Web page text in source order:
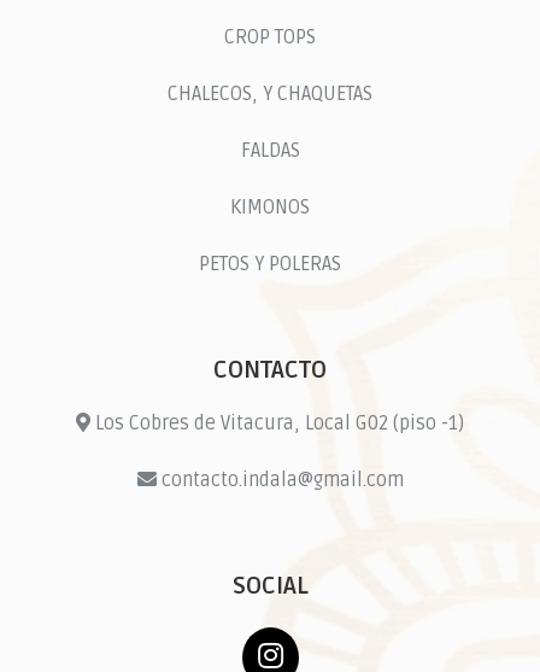
CROP TOPS
CHALECOS, Y CHAQUETAS
FALDAS
KIMONOS
PETOS Y POLERAS
CONTACTO
Los Cobres de Vitacura, Local G02 (piso -1)
contacto.indala@gmail.com
SOCIAL